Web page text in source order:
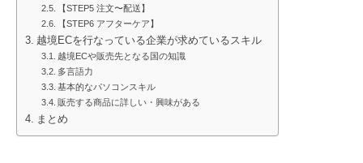
【STEP5 注文〜配送】
【STEP6 アフターケア】
越境ECを行なっている企業が求めているスキル
越境ECや販売先となる国の知識
多言語力
基本的なパソコンスキル
販売する商品に詳しい・興味がある
まとめ